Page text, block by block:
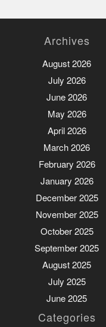
Archives
August 2026
July 2026
June 2026
May 2026
April 2026
March 2026
February 2026
January 2026
December 2025
November 2025
October 2025
September 2025
August 2025
July 2025
June 2025
Categories